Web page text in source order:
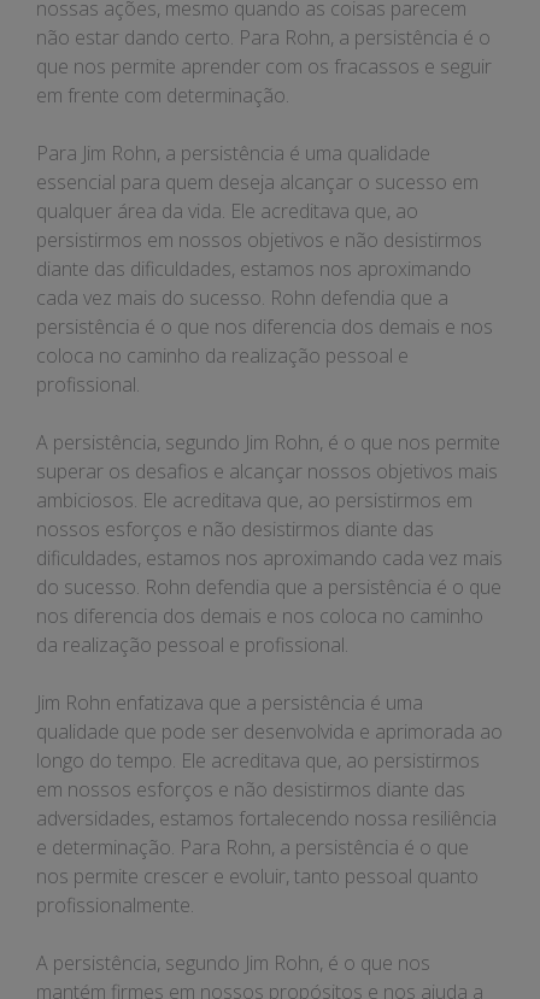
nossas ações, mesmo quando as coisas parecem
não estar dando certo. Para Rohn, a persistência é o
que nos permite aprender com os fracassos e seguir
em frente com determinação.
Para Jim Rohn, a persistência é uma qualidade
essencial para quem deseja alcançar o sucesso em
qualquer área da vida. Ele acreditava que, ao
persistirmos em nossos objetivos e não desistirmos
diante das dificuldades, estamos nos aproximando
cada vez mais do sucesso. Rohn defendia que a
persistência é o que nos diferencia dos demais e nos
coloca no caminho da realização pessoal e
profissional.
A persistência, segundo Jim Rohn, é o que nos permite
superar os desafios e alcançar nossos objetivos mais
ambiciosos. Ele acreditava que, ao persistirmos em
nossos esforços e não desistirmos diante das
dificuldades, estamos nos aproximando cada vez mais
do sucesso. Rohn defendia que a persistência é o que
nos diferencia dos demais e nos coloca no caminho
da realização pessoal e profissional.
Jim Rohn enfatizava que a persistência é uma
qualidade que pode ser desenvolvida e aprimorada ao
longo do tempo. Ele acreditava que, ao persistirmos
em nossos esforços e não desistirmos diante das
adversidades, estamos fortalecendo nossa resiliência
e determinação. Para Rohn, a persistência é o que
nos permite crescer e evoluir, tanto pessoal quanto
profissionalmente.
A persistência, segundo Jim Rohn, é o que nos
mantém firmes em nossos propósitos e nos ajuda a